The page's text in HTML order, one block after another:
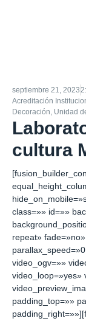
septiembre 21, 2023
Acreditación
Decoración, Unidad
cultura
class=»» id=»»
repeat»
video_ogv=»»
video_loop=»yes»
padding_top=»»